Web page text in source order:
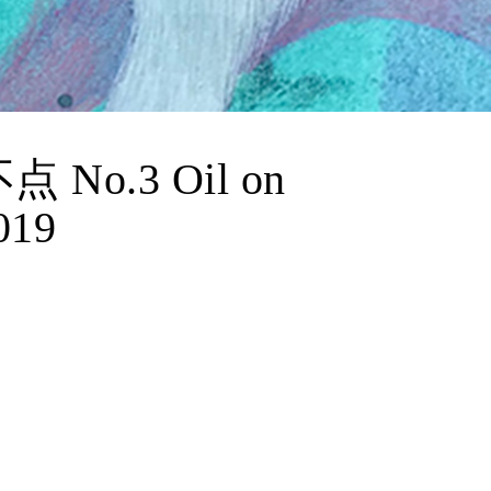
No.3 Oil on